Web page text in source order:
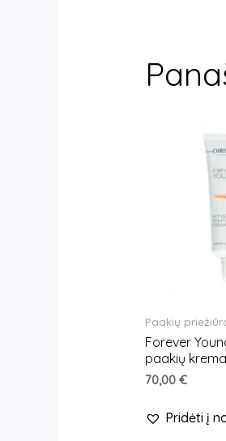
Paakių
Forever
paakių
70,00 €
Pridėti į